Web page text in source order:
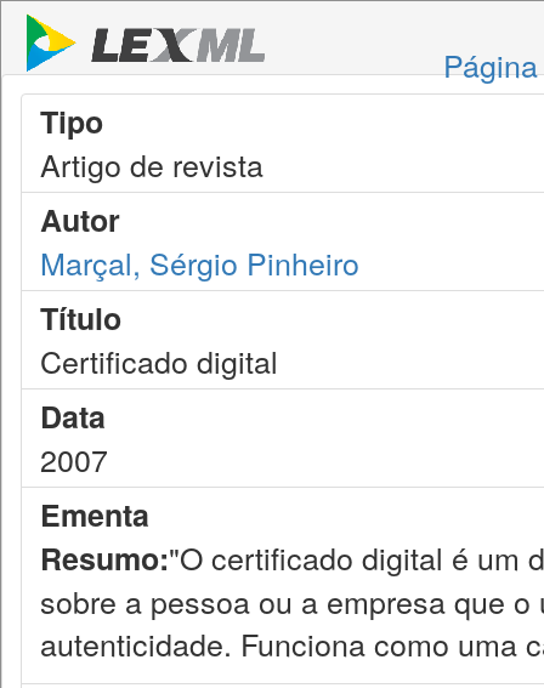
Tipo
Artigo de revista
Autor
Marçal, Sérgio Pinheiro
Título
Certificado digital
Data
2007
Ementa
Resumo:"O certificado digital é um
sobre a pessoa ou a empresa que
autenticidade. Funciona como uma